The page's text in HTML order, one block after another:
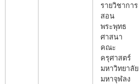
รายวิชาการ
สอน
พระพุทธ
ศาสนา
คณะ
ครุศาสตร์
มหาวิทยาลัย
มหาจุฬลง